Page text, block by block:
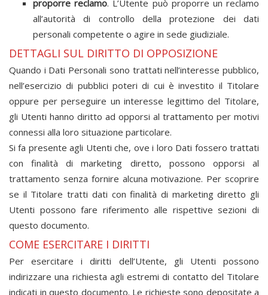
proporre reclamo. L’Utente può proporre un reclamo
all’autorità di controllo della protezione dei dati
personali competente o agire in sede giudiziale.
DETTAGLI SUL DIRITTO DI OPPOSIZIONE
Quando i Dati Personali sono trattati nell’interesse pubblico,
nell’esercizio di pubblici poteri di cui è investito il Titolare
oppure per perseguire un interesse legittimo del Titolare,
gli Utenti hanno diritto ad opporsi al trattamento per motivi
connessi alla loro situazione particolare.
Si fa presente agli Utenti che, ove i loro Dati fossero trattati
con finalità di marketing diretto, possono opporsi al
trattamento senza fornire alcuna motivazione. Per scoprire
se il Titolare tratti dati con finalità di marketing diretto gli
Utenti possono fare riferimento alle rispettive sezioni di
questo documento.
COME ESERCITARE I DIRITTI
Per esercitare i diritti dell’Utente, gli Utenti possono
indirizzare una richiesta agli estremi di contatto del Titolare
indicati in questo documento. Le richieste sono depositate a